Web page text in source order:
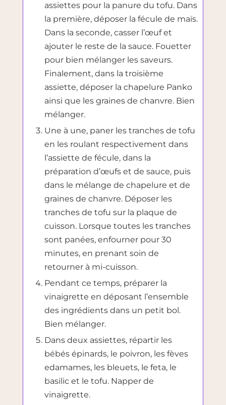
assiettes pour la panure du tofu. Dans
la première, déposer la fécule de maïs.
Dans la seconde, casser l’œuf et
ajouter le reste de la sauce. Fouetter
pour bien mélanger les saveurs.
Finalement, dans la troisième
assiette, déposer la chapelure Panko
ainsi que les graines de chanvre. Bien
mélanger.
Une à une, paner les tranches de tofu
en les roulant respectivement dans
l’assiette de fécule, dans la
préparation d’œufs et de sauce, puis
dans le mélange de chapelure et de
graines de chanvre. Déposer les
tranches de tofu sur la plaque de
cuisson. Lorsque toutes les tranches
sont panées, enfourner pour 30
minutes, en prenant soin de
retourner à mi-cuisson.
Pendant ce temps, préparer la
vinaigrette en déposant l’ensemble
des ingrédients dans un petit bol.
Bien mélanger.
Dans deux assiettes, répartir les
bébés épinards, le poivron, les fèves
edamames, les bleuets, le feta, le
basilic et le tofu. Napper de
vinaigrette.